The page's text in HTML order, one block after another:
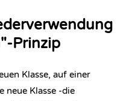
Prinzip
Klasse, auf einer
neue Klasse -die